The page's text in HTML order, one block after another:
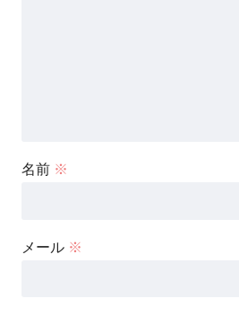
名前 ※
メール ※